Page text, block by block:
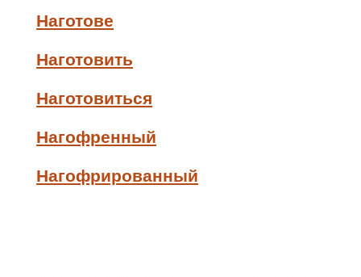
Наготове
Наготовить
Наготовиться
Нагофренный
Нагофрированный